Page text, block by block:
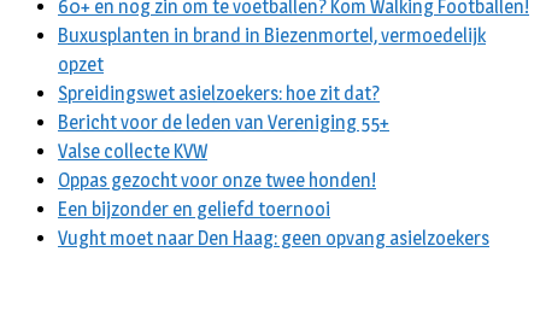
60+ en nog zin om te voetballen? Kom Walking Footballen!
Buxusplanten in brand in Biezenmortel, vermoedelijk
opzet
Spreidingswet asielzoekers: hoe zit dat?
Bericht voor de leden van Vereniging 55+
Valse collecte KVW
Oppas gezocht voor onze twee honden!
Een bijzonder en geliefd toernooi
Vught moet naar Den Haag: geen opvang asielzoekers